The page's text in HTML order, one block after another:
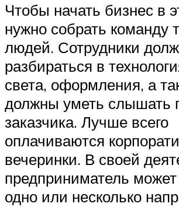
Чтобы начать бизнес в
нужно собрать команду
людей. Сотрудники
разбираться в
света, оформления, а
должны уметь слышать
заказчика. Лучше всего
оплачиваются
вечеринки. В своей
предприниматель
одно или несколько